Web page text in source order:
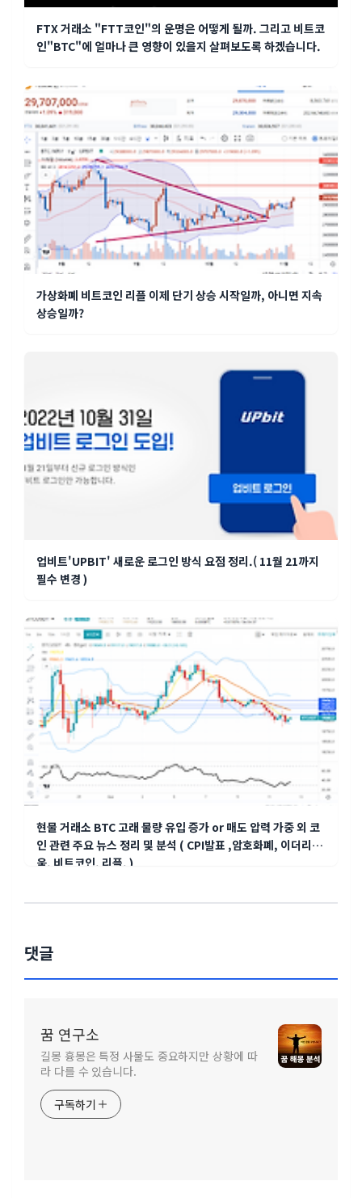
FTX 거래소 "FTT코인"의 운명은 어떻게 될까. 그리고 비트코
인"BTC"에 얼마나 큰 영향이 있을지 살펴보도록 하겠습니다.
가상화폐 비트코인 리플 이제 단기 상승 시작일까, 아니면 지속
상승일까?
업비트'UPBIT' 새로운 로그인 방식 요점 정리.( 11월 21까지
필수 변경 )
현물 거래소 BTC 고래 물량 유입 증가 or 매도 압력 가중 외 코
인 관련 주요 뉴스 정리 및 분석 ( CPI발표 ,암호화폐, 이더리
움, 비트코인, 리플, )
댓글
꿈 연구소
길몽 흉몽은 특정 사물도 중요하지만 상황에 따
라 다를 수 있습니다.
구독하기